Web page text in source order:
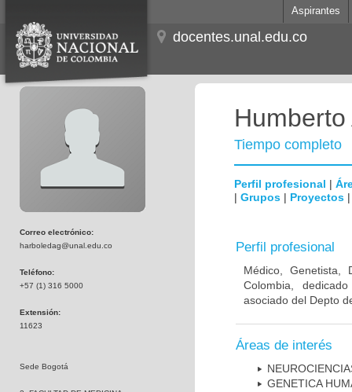
Aspirantes
docentes.unal.edu.co
Correo electrónico:
harboledag@unal.edu.co
Teléfono:
+57 (1) 316 5000
Extensión:
11623
Sede Bogotá
Tiempo completo
Perfil profesional |
| Grupos | Proyectos
Perfil profesional
Médico, Genetista,
Colombia,
asociado del Depto
Áreas de interés
GENETICA